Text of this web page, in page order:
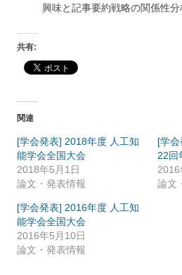
興味と記事要約戦略の関係性分
共有:
関連
[学会発表] 2018年度 人工知
能学会全国大会
2018年5月1日
論文・発表情報
[学
22回
2016
論文
[学会発表] 2016年度 人工知
能学会全国大会
2016年5月10日
論文・発表情報